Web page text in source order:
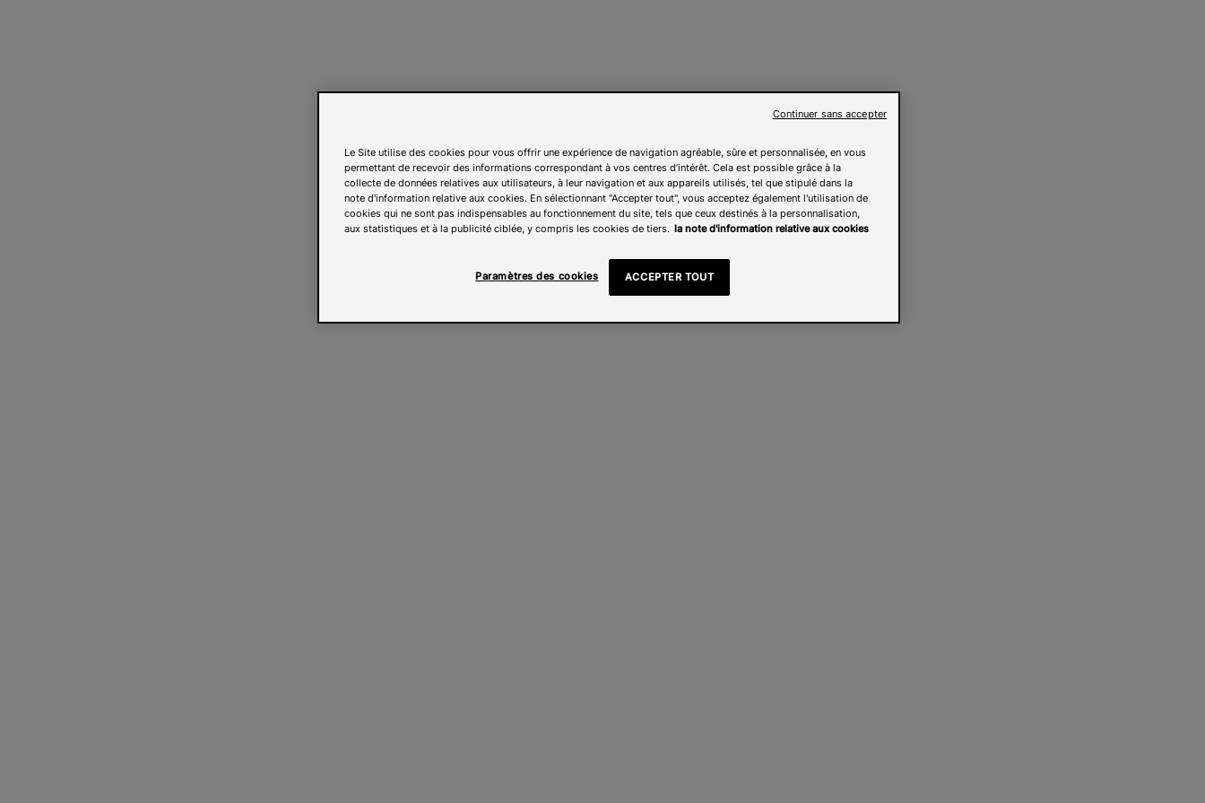
Le Site utilise des cookies pour vous offrir une expérience de navigation agréable, sûre et personnalisée, en vous
permettant de recevoir des informations correspondant à vos centres d’intérêt. Cela est possible grâce à la
collecte de données relatives aux utilisateurs, à leur navigation et aux appareils utilisés, tel que stipulé dans la
note d'information relative aux cookies. En sélectionnant "Accepter tout", vous acceptez également l'utilisation de
cookies qui ne sont pas indispensables au fonctionnement du site, tels que ceux destinés à la personnalisation,
aux statistiques et à la publicité ciblée, y compris les cookies de tiers. la note d'information relative aux cookies
Paramètres des cookies ACCEPTER TOUT
Continuer sans accepter